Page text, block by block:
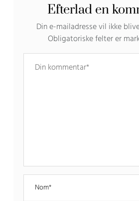
Efterlad en
Din e-mailadresse vil ikke
Obligatoriske felter er